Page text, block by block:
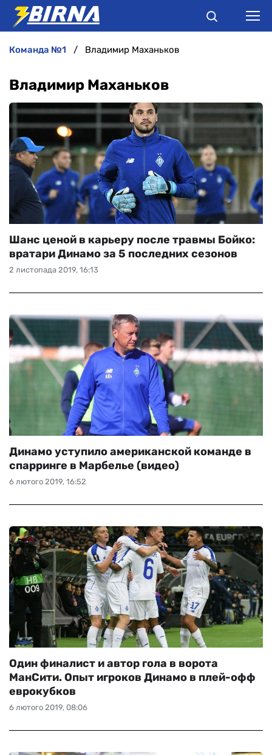
ІНТЕРВ'Ю
РІЗНЕ
БУКМЕКЕРИ
команда №1 Владимир Маханьков
Владимир Маханьков
2 листопада 2019, 16:13
Шанс ценой в карьеру после травмы Бойко:
вратари Динамо за 5 последних сезонов
6 лютого 2019, 16:52
Динамо уступило американской команде в
спарринге в Марбелье (видео)
6 лютого 2019, 08:06
Один финалист и автор гола в ворота
МанСити. Опыт игроков Динамо в плей-офф
еврокубков